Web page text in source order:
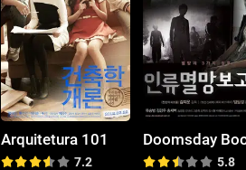
Arquitetura 101
7.2
Doomsday
5.8